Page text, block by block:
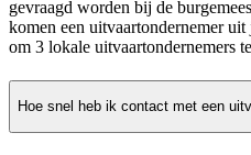
gevraagd worden bij de
komen een uitvaartondernemer
om 3 lokale uitvaartondernemers
Hoe snel heb ik contact met een